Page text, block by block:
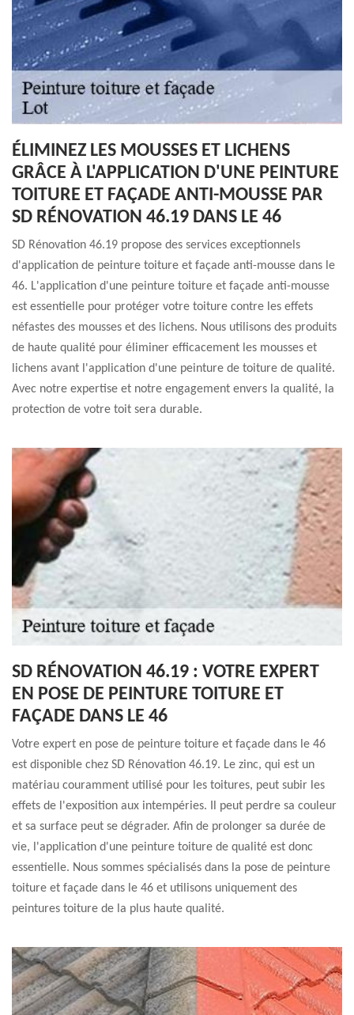
ÉLIMINEZ LES MOUSSES ET LICHENS
GRÂCE À L'APPLICATION D'UNE PEINTURE
TOITURE ET FAÇADE ANTI-MOUSSE PAR
SD RÉNOVATION 46.19 DANS LE 46
SD Rénovation 46.19 propose des services exceptionnels
d'application de peinture toiture et façade anti-mousse dans le
46. L'application d'une peinture toiture et façade anti-mousse
est essentielle pour protéger votre toiture contre les effets
néfastes des mousses et des lichens. Nous utilisons des produits
de haute qualité pour éliminer efficacement les mousses et
lichens avant l'application d'une peinture de toiture de qualité.
Avec notre expertise et notre engagement envers la qualité, la
protection de votre toit sera durable.
SD RÉNOVATION 46.19 : VOTRE EXPERT
EN POSE DE PEINTURE TOITURE ET
FAÇADE DANS LE 46
Votre expert en pose de peinture toiture et façade dans le 46
est disponible chez SD Rénovation 46.19. Le zinc, qui est un
matériau couramment utilisé pour les toitures, peut subir les
effets de l'exposition aux intempéries. Il peut perdre sa couleur
et sa surface peut se dégrader. Afin de prolonger sa durée de
vie, l'application d'une peinture toiture de qualité est donc
essentielle. Nous sommes spécialisés dans la pose de peinture
toiture et façade dans le 46 et utilisons uniquement des
peintures toiture de la plus haute qualité.